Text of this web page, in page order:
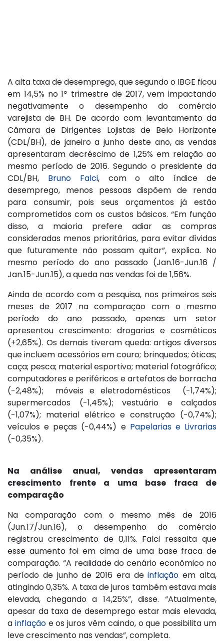
A alta taxa de desemprego, que segundo o IBGE ficou
em 14,5% no 1º trimestre de 2017, vem impactando
negativamente o desempenho do comércio
varejista de BH. De acordo com levantamento da
Câmara de Dirigentes Lojistas de Belo Horizonte
(CDL/BH), de janeiro a junho deste ano, as vendas
apresentaram decréscimo de 1,25% em relação ao
mesmo período de 2016. Segundo o presidente da
CDL/BH, Bruno Falci, com o alto índice de
desemprego, menos pessoas dispõem de renda
para consumir, pois seus orçamentos já estão
comprometidos com os custos básicos. “Em função
disso, a maioria prefere adiar as compras
consideradas menos prioritárias, para evitar dívidas
que futuramente não possam quitar”, explica. No
mesmo período do ano passado (Jan.16-Jun.16 /
Jan.15-Jun.15), a queda nas vendas foi de 1,56%.
Ainda de acordo com a pesquisa, nos primeiros seis
meses de 2017 na comparação com o mesmo
período do ano passado, apenas um setor
apresentou crescimento: drogarias e cosméticos
(+2,65%). Os demais tiveram queda: artigos diversos
que incluem acessórios em couro; brinquedos; óticas;
caça; pesca; material esportivo; material fotográfico;
computadores e periféricos e artefatos de borracha
(-2,48%); móveis e eletrodomésticos (-1,74%);
supermercados (-1,45%); vestuário e calçados
(-1,07%); material elétrico e construção (-0,74%);
veículos e peças (-0,44%) e Papelarias e Livrarias
(-0,35%).
Na análise anual, vendas apresentaram
crescimento frente a uma base fraca de
comparação
Na comparação com o mesmo mês de 2016
(Jun.17/Jun.16), o desempenho do comércio
registrou crescimento de 0,11%. Falci ressalta que
esse aumento foi em cima de uma base fraca de
comparação. “A realidade do cenário econômico no
período de junho de 2016 era deinflação em alta,
atingindo 0,35%. A taxa de juros também estava mais
elevada, chegando a 14,25%”, disse. “Atualmente,
apesar da taxa de desemprego estar mais elevada,
a inflaçãoe os juros vêm caindo, o que possibilita um
leve crescimento nas vendas”, completa.